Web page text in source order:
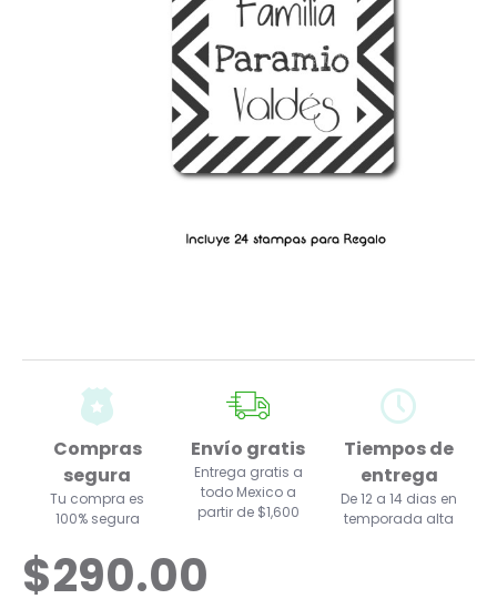
Compras
segura
Tu compra es
100% segura
Envío gratis
Entrega gratis a
todo Mexico a
partir de $1,600
Tiempos de
entrega
De 12 a 14 dias en
temporada alta
$290.00